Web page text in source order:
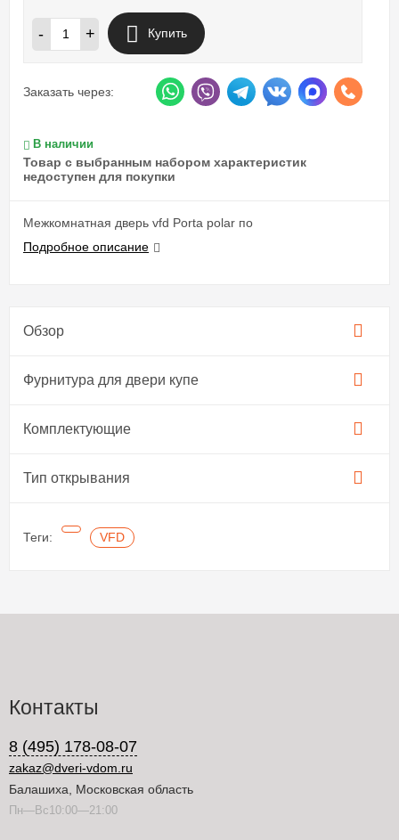
- + Купить
Заказать через:
В наличии
Товар с выбранным набором характеристик
недоступен для покупки
Межкомнатная дверь vfd Porta polar по
Подробное описание
Обзор
Фурнитура для двери купе​
Комплектующие
Тип открывания
Теги: VFD
Контакты
8 (495) 178-08-07
zakaz@dveri-vdom.ru
Балашиха, Московская область
Пн—Вс10:00—21:00